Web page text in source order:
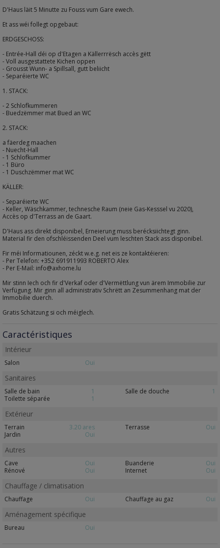
D'Haus läit 5 Minutte zu Fouss vum Gare ewech.
Et ass wéi follegt opgebaut:
ERDGESCHOSS:
- Entrée-Hall déi op d'Etagen a Källerrrësch accès gëtt
- Voll ausgestattete Kichen oppen
- Grousst Wunn- a Spillsall, gutt beliicht
- Separéierte WC
1. STACK:
- 2 Schlofkummeren
- Buedzëmmer mat Bued an WC
2. STACK:
a fäerdeg maachen
- Nuecht-Hall
- 1 Schlofkummer
- 1 Büro
- 1 Duschzëmmer mat WC
KÄLLER:
- Separéierte WC
- Keller, Wäschkammer, technesche Raum (neie Gas-Kesssel vu 2020),
Accès op d'Terrass an de Gaart.
D'Haus ass direkt disponibel, Erneierung muss berécksiichtegt ginn.
Material fir den ofschléissenden Deel vum leschten Stack ass disponibel.
Fir méi Informatiounen, zéckt w.e.g. net eis ze kontaktéieren:
- Per Telefon: +352 691911993 ROBERTO Alex
- Per E-Mail: info@axhome.lu
Mir stinn Iech och fir d'Verkaf oder d'Vermëttlung vun ärem Immobilie zur
Verfügung. Mir ginn all administrativ Schrëtt an Zesummenhang mat der
Immobilie duerch.
Gratis Schätzung si och méiglech.
Caractéristiques
Intérieur
Salon Oui
Sanitaires
Salle de bain 1 Salle de douche
1
Toilette séparée
1
Extérieur
Terrain 3.20 ares Terrasse
Oui
Jardin
Oui
Autres
Cave Oui Buanderie
Oui
Rénové
Oui Internet Oui
Chauffage / climatisation
Chauffage Oui Chauffage au gaz Oui
Aménagement spécifique
Bureau Oui